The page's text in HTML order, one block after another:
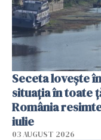
Seceta lovește
situația în toate
România
iulie
03 AUGUST 2026